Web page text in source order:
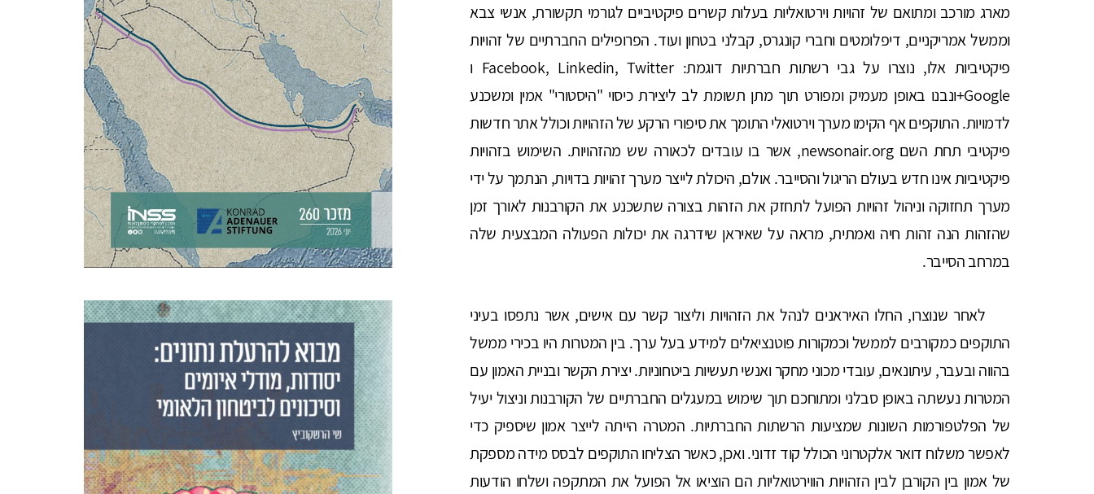
מארג מורכב ומתואם של זהויות וירטואליות בעלות קשרים פיקטיביים לגורמי תקשורת, אנשי צבא
וממשל אמריקניים, דיפלומטים וחברי קונגרס, קבלני בטחון ועוד. הפרופילים החברתיים של זהויות
פיקטיביות אלו, נוצרו על גבי רשתות חברתיות דוגמת: Facebook, Linkedin, Twitter ו
Google+ונבנו באופן מעמיק ומפורט תוך מתן תשומת לב ליצירת כיסוי "היסטורי" אמין ומשכנע
לדמויות. התוקפים אף הקימו מערך וירטואלי התומך את סיפורי הרקע של הזהויות וכולל אתר חדשות
פיקטיבי תחת השם newsonair.org, אשר בו עובדים לכאורה שש מהזהויות. השימוש בזהויות
פיקטיביות אינו חדש בעולם הריגול והסייבר. אולם, היכולת לייצר מערך זהויות בדויות, הנתמך על ידי
מערך תחזוקה וניהול זהויות הפועל לתחזק את הזהות בצורה שתשכנע את הקורבנות לאורך זמן
שהזהות הנה זהות חיה ואמתית, מראה על שאיראן שידרגה את יכולות הפעולה המבצעית שלה
במרחב הסייבר.
לאחר שנוצרו, החלו האיראנים לנהל את הזהויות וליצור קשר עם אישים, אשר נתפסו בעיני
התוקפים כמקורבים לממשל וכמקורות פוטנציאלים למידע בעל ערך. בין המטרות היו בכירי ממשל
בהווה ובעבר, עיתונאים, עובדי מכוני מחקר ואנשי תעשיות ביטחוניות. יצירת הקשר ובניית האמון עם
המטרות נעשתה באופן סבלני ומתוחכם תוך שימוש במעגלים החברתיים של הקורבנות וניצול יעיל
של הפלטפורמות השונות שמציעות הרשתות החברתיות. המטרה הייתה לייצר אמון שיספיק כדי
לאפשר משלוח דואר אלקטרוני הכולל קוד זדוני. ואכן, כאשר הצליחו התוקפים לבסס מידה מספקת
של אמון בין הקורבן לבין הזהויות הווירטואליות הם הוציאו אל הפועל את המתקפה ושלחו הודעות